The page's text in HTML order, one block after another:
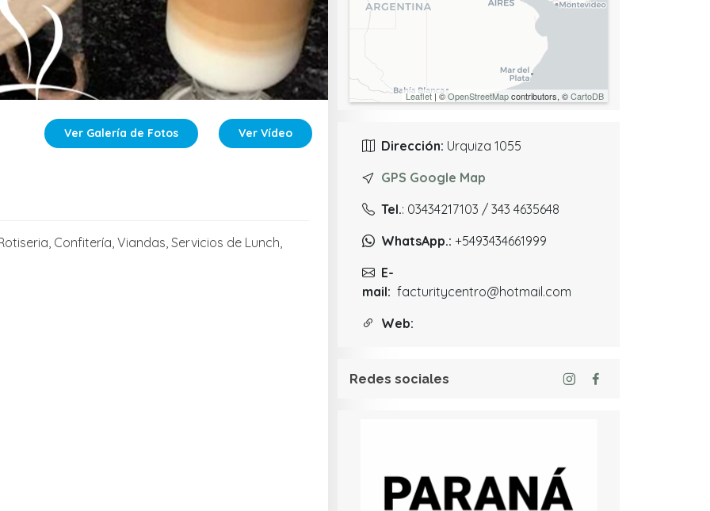
Ver Galería de Fotos Ver Vídeo
Confitería, Viandas, Servicios de Lunch,
Leaflet| ©OpenStreetMapcontributors, ©CartoDB
Dirección: Urquiza 1055
GPS Google Map
Tel.: 03434217103 / 343 4635648
WhatsApp.: +5493434661999
E-
mail: facturitycentro@hotmail.com
Web:
Redes sociales